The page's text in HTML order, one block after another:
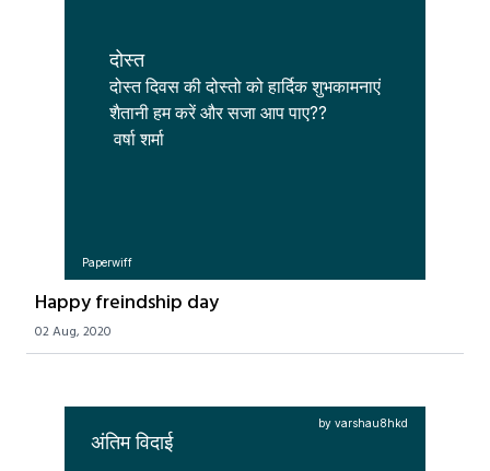
दोस्त
दोस्त दिवस की दोस्तो को हार्दिक शुभकामनाएं
शैतानी हम करें और सजा आप पाए??
वर्षा शर्मा
Paperwiff
Happy freindship day
02 Aug, 2020
अंतिम विदाई
by varshau8hkd